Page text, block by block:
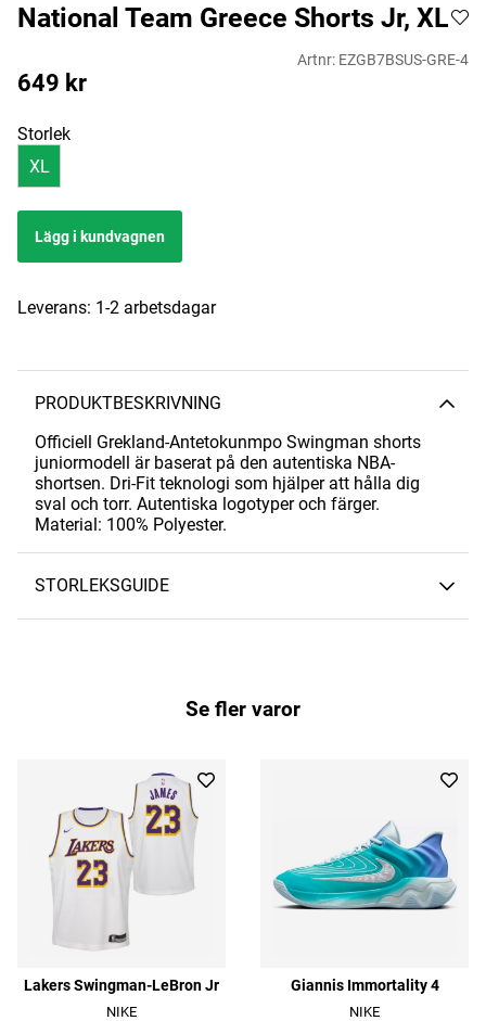
National Team Greece Shorts Jr, XL
Artnr: EZGB7BSUS-GRE-4
649 kr
Storlek
XL
Lägg i kundvagnen
Leverans: 1-2 arbetsdagar
PRODUKTBESKRIVNING
Officiell Grekland-Antetokunmpo Swingman shorts
juniormodell är baserat på den autentiska NBA-
shortsen. Dri-Fit teknologi som hjälper att hålla dig
sval och torr. Autentiska logotyper och färger.
Material: 100% Polyester.
STORLEKSGUIDE
Se fler varor
Lakers Swingman-LeBron Jr
NIKE
Giannis Immortality 4
NIKE